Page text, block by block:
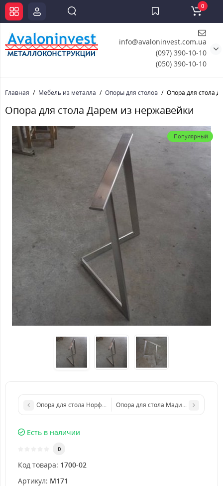
info@avaloninvest.com.ua
(097) 390-10-10
(050) 390-10-10
0
Главная Мебель из металла Опоры для столов Опора для стола
Опора для стола Дарем из нержавейки
Популярный
Опора для стола Норфолк из нержавейкиОпора для стола Мадисон из
Есть в наличии
0
Код товара: 1700-02
Артикул: M171